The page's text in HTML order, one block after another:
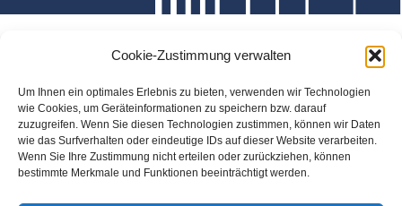
Cookie-Zustimmung verwalten
Um Ihnen ein optimales Erlebnis zu bieten, verwenden wir Technologien
wie Cookies, um Geräteinformationen zu speichern bzw. darauf
zuzugreifen. Wenn Sie diesen Technologien zustimmen, können wir Daten
wie das Surfverhalten oder eindeutige IDs auf dieser Website verarbeiten.
Wenn Sie Ihre Zustimmung nicht erteilen oder zurückziehen, können
bestimmte Merkmale und Funktionen beeinträchtigt werden.